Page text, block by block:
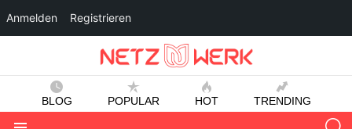
BLOG POPULAR HOT TRENDING
Anmelden Registrieren